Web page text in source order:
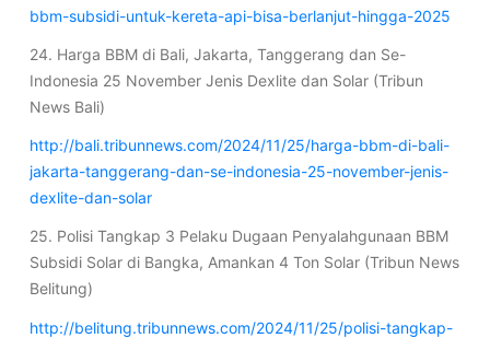
bbm-subsidi-untuk-kereta-api-bisa-berlanjut-hingga-2025
24. Harga BBM di Bali, Jakarta, Tanggerang dan Se-
Indonesia 25 November Jenis Dexlite dan Solar (Tribun
News Bali)
http://bali.tribunnews.com/2024/11/25/harga-bbm-di-bali-
jakarta-tanggerang-dan-se-indonesia-25-november-jenis-
dexlite-dan-solar
25. Polisi Tangkap 3 Pelaku Dugaan Penyalahgunaan BBM
Subsidi Solar di Bangka, Amankan 4 Ton Solar (Tribun News
Belitung)
http://belitung.tribunnews.com/2024/11/25/polisi-tangkap-